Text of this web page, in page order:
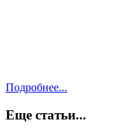
Подробнее...
Еще статьи...